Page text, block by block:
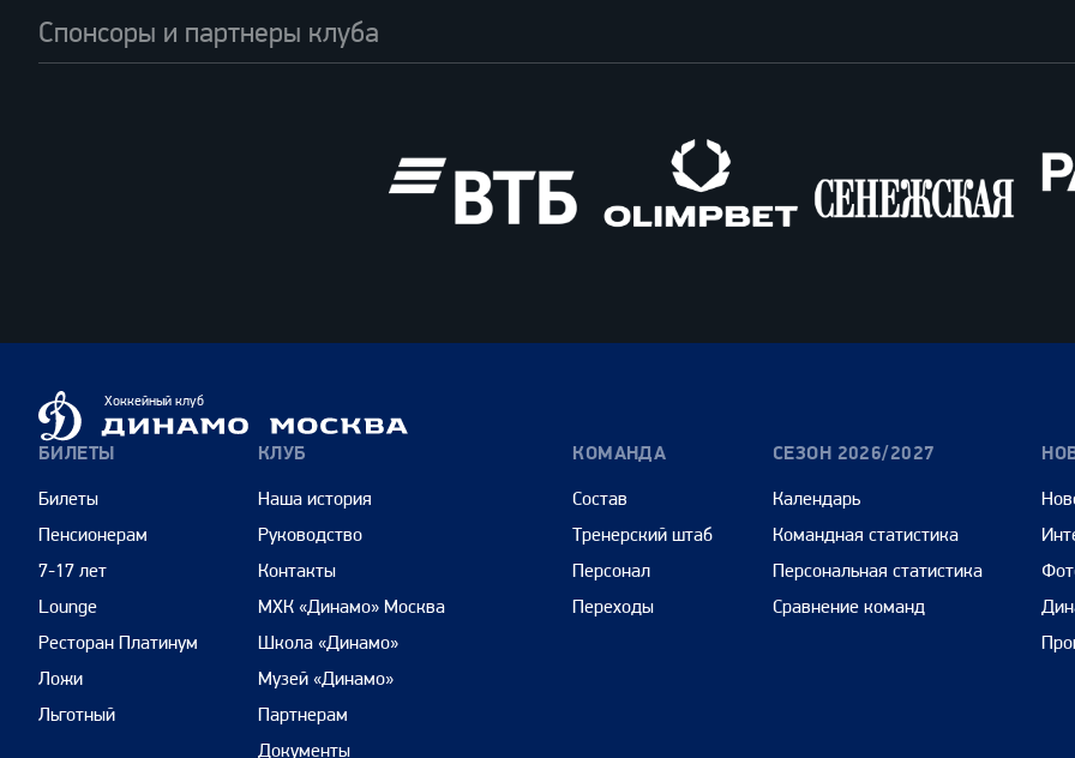
Спонсоры и партнеры клуба
Динамо
Москва
Хоккейный клуб
БИЛЕТЫ
Билеты
Пенсионерам
7-17 лет
Lounge
Ресторан Платинум
Ложи
Льготный
КЛУБ
Наша история
Руководство
Контакты
МХК «Динамо» Москва
Школа «Динамо»
Музей «Динамо»
Партнерам
Документы
КОМАНДА
Состав
Тренерский штаб
Персонал
Переходы
СЕЗОН 2026/2027
Календарь
Командная статистика
Персональная статистика
Сравнение команд